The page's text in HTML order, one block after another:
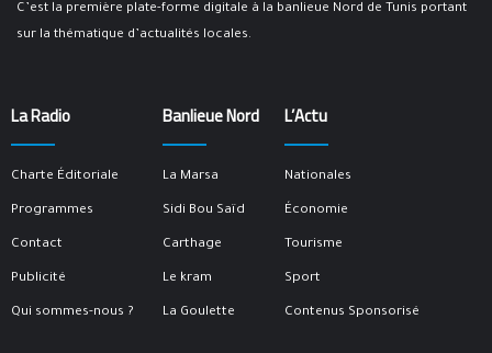
C’est la première plate-forme digitale à la banlieue Nord de Tunis portant
sur la thématique d’actualités locales.
La Radio
Charte Éditoriale
Programmes
Contact
Publicité
Qui sommes-nous ?
Banlieue Nord
La Marsa
Sidi Bou Saïd
Carthage
Le kram
La Goulette
L’Actu
Nationales
Économie
Tourisme
Sport
Contenus Sponsorisé